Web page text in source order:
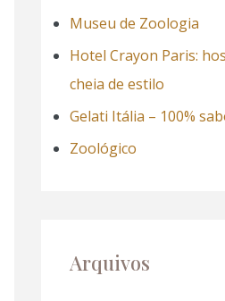
a
r
p
Museu de Zoologia
Hotel Crayon Paris:
cheia de estilo
Gelati Itália – 100%
Zoológico
Arquivos